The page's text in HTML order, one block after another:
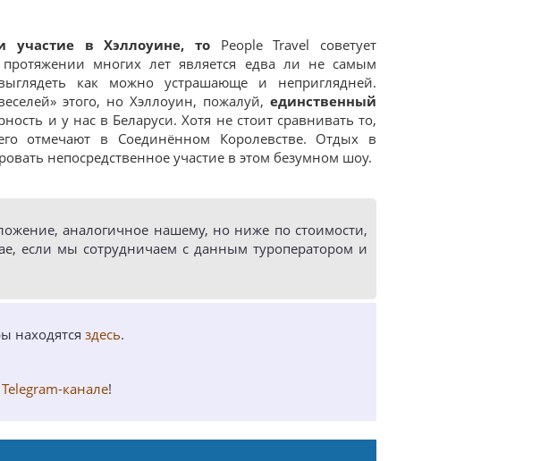
участие вХэллоуине, то People Travel советует
многих лет является едва ли не самым
как можно устрашающе и неприглядней.
этого, но Хэллоуин, пожалуй, единственный
и у нас в Беларуси. Хотя не стоит сравнивать то,
отмечают в Соединённом Королевстве. Отдых в
непосредственное участие в этом безумном шоу.
аналогичное нашему, но ниже по стоимости,
если мы сотрудничаем с данным туроператором и
находятся здесь.
Telegram-канале!